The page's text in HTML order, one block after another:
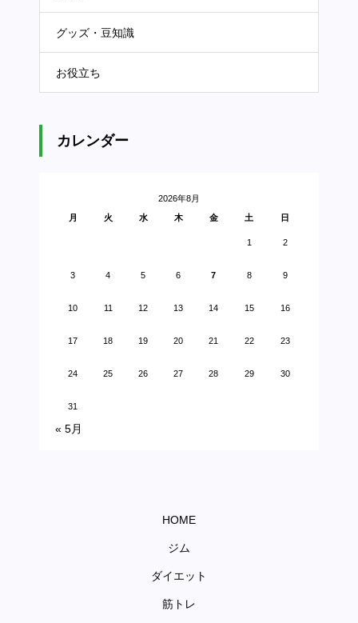
グッズ・豆知識
お役立ち
カレンダー
2026年8月
月
火 水 木 金 土 日
1 2
3 4 5 6 7 8 9
10 11 12 13 14 15 16
17 18 19 20 21 22 23
24 25 26 27 28 29 30
31
« 5月
HOME
ジム
ダイエット
筋トレ